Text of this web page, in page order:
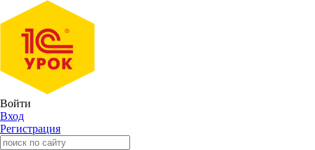
Войти
Вход
Регистрация